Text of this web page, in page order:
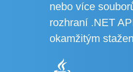
nebo více
rozhraní .NET
okamžitým